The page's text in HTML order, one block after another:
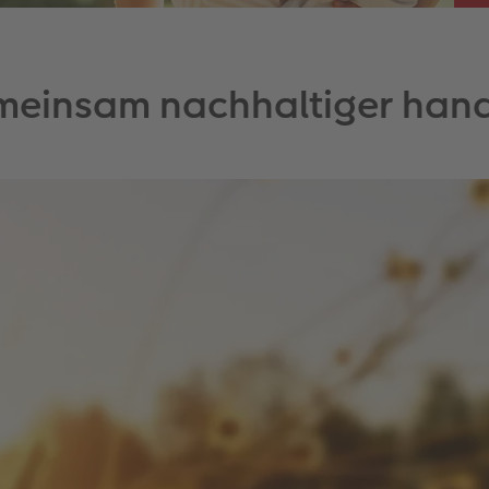
nachhaltiger